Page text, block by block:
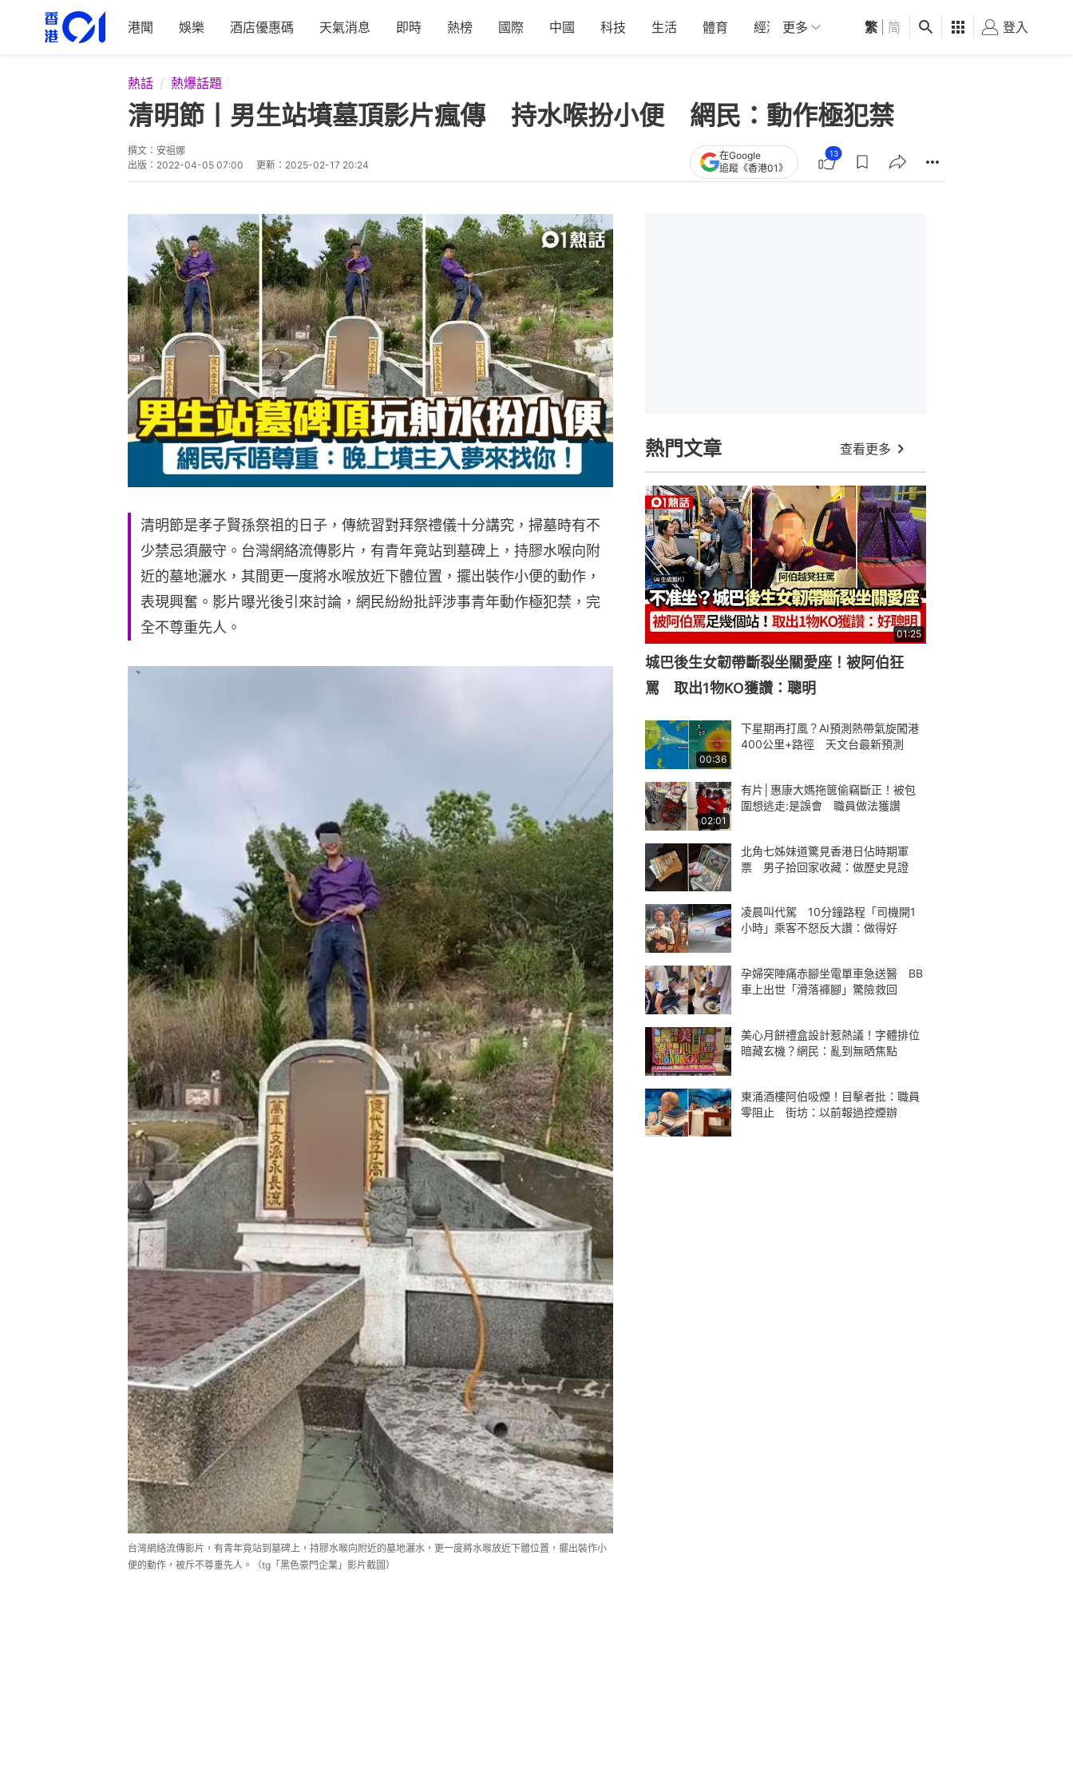
港聞 娛樂 酒店優惠碼 天氣消息 即時 熱榜 國際 中國 科技 生活 體育 經濟 01深圳 觀點 健康 好食玩飛
更多 繁 简 登入
熱話 熱爆話題
清明節丨男生站墳墓頂影片瘋傳 持水喉扮小便 網民：動作極犯禁
撰文： 安祖娜
出版： 2022-04-05 07:00 更新： 2025-02-17 20:24
在Google
追蹤《香港01》
13
清明節是孝子賢孫祭祖的日子，傳統習對拜祭禮儀十分講究，掃墓時有不
少禁忌須嚴守。台灣網絡流傳影片，有青年竟站到墓碑上，持膠水喉向附
近的墓地灑水，其間更一度將水喉放近下體位置，擺出裝作小便的動作，
表現興奮。影片曝光後引來討論，網民紛紛批評涉事青年動作極犯禁，完
全不尊重先人。
台灣網絡流傳影片，有青年竟站到墓碑上，持膠水喉向附近的墓地灑水，更一度將水喉放近下體位置，擺出裝作小
便的動作，被斥不尊重先人。（tg「黑色豪門企業」影片截圖）
熱門文章 查看更多
01:25
城巴後生女韌帶斷裂坐關愛座！被阿伯狂
罵 取出1物KO獲讚：聰明
00:36
下星期再打風？AI預測熱帶氣旋闖港
400公里+路徑 天文台最新預測
02:01
有片│惠康大媽拖篋偷竊斷正！被包
圍想逃走:是誤會 職員做法獲讚
北角七姊妹道驚見香港日佔時期軍
票 男子拾回家收藏：做歷史見證
凌晨叫代駕 10分鐘路程「司機開1
小時」乘客不怒反大讚：做得好
孕婦突陣痛赤腳坐電單車急送醫 BB
車上出世「滑落褲腳」驚險救回
美心月餅禮盒設計惹熱議！字體排位
暗藏玄機？網民：亂到無晒焦點
東涌酒樓阿伯吸煙！目擊者批：職員
零阻止 街坊：以前報過控煙辦